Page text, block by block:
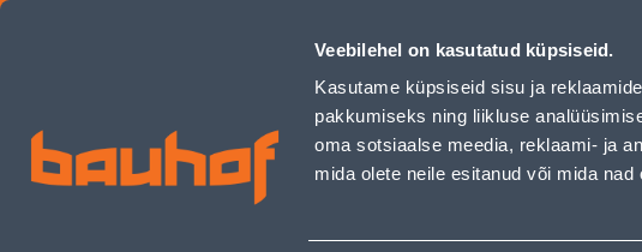
Veebilehel on kasutatud küpsiseid.
Kasutame küpsiseid sisu ja
pakkumiseks ning liikluse
oma sotsiaalse meedia, reklaami- ja
mida olete neile esitanud või mida
TORNVENTILAATOR AEG TVL3546 50W VALGE - Bauhof has loaded
Äriklienditeenindus Klienditeenindus